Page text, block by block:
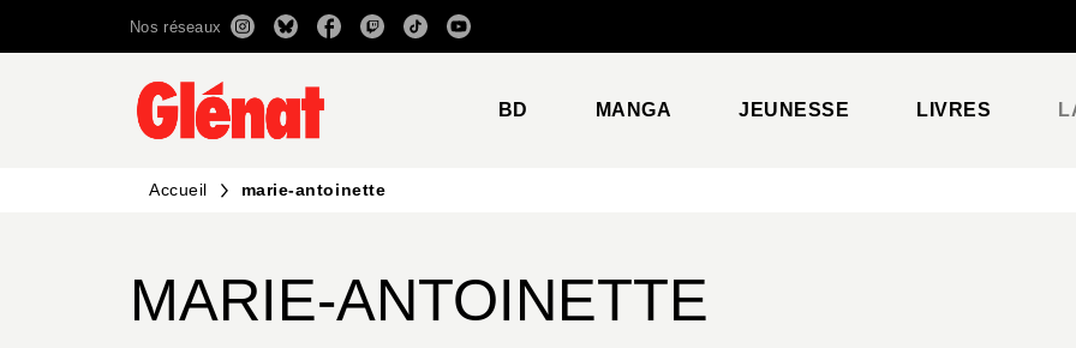
RECHERCHE CONTENU
Nos réseaux
BD MANGA JEUNESSE LIVRES
Accueil marie-antoinette
MARIE-ANTOINETTE